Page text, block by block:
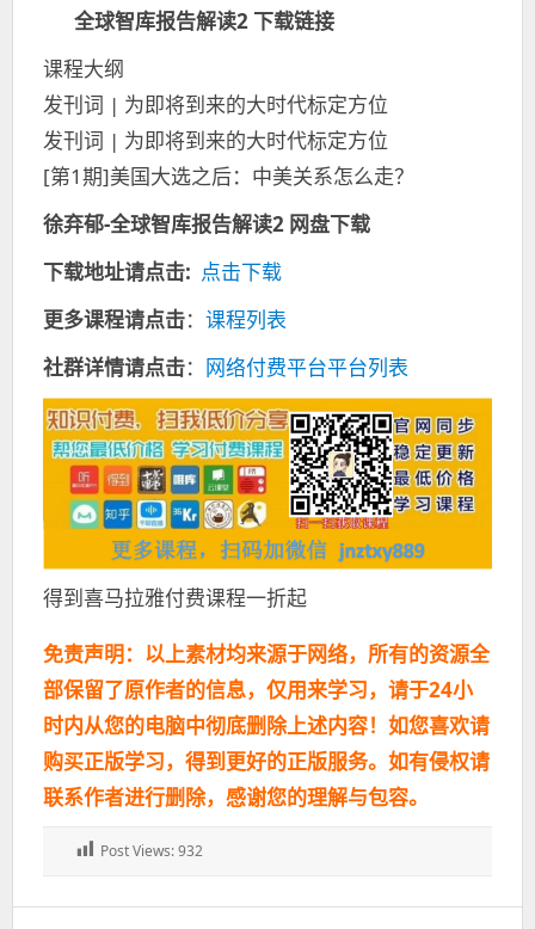
全球智库报告解读2 下载链接
课程大纲
发刊词 | 为即将到来的大时代标定方位
发刊词 | 为即将到来的大时代标定方位
[第1期]美国大选之后：中美关系怎么走？
徐弃郁-全球智库报告解读2 网盘下载
下载地址请点击: 点击下载
更多课程请点击： 课程列表
社群详情请点击： 网络付费平台平台列表
得到喜马拉雅付费课程一折起
免责声明：以上素材均来源于网络，所有的资源全
部保留了原作者的信息，仅用来学习，请于24小
时内从您的电脑中彻底删除上述内容！如您喜欢请
购买正版学习，得到更好的正版服务。如有侵权请
联系作者进行删除，感谢您的理解与包容。
Post Views:932